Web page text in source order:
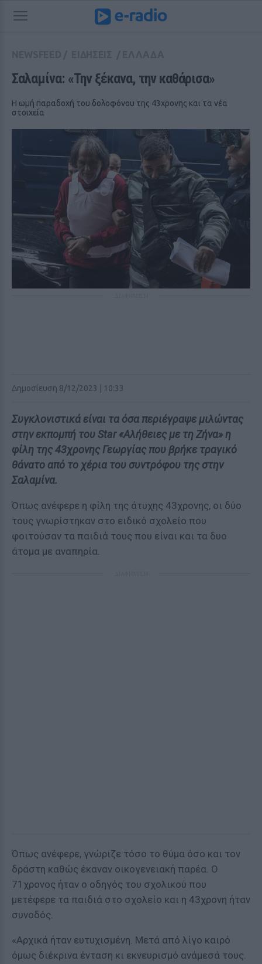
Σαλαμίνα: «Την ξέκανα, την καθάρισα»
Η ωμή παραδοχή του δολοφόνου της 43χρονης και τα νέα
στοιχεία
Δημοσίευση 8/12/2023 | 10:33
Συγκλονιστικά είναι τα όσα περιέγραψε μιλώντας
στην εκπομπή του Star «Αλήθειες με τη Ζήνα» η
φίλη της 43χρονης Γεωργίας που βρήκε τραγικό
θάνατο από το χέρια του συντρόφου της στην
Σαλαμίνα.
Όπως ανέφερε η φίλη της άτυχης 43χρονης, οι δύο
τους γνωρίστηκαν στο ειδικό σχολείο που
φοιτούσαν τα παιδιά τους που είναι και τα δυο
άτομα με αναπηρία.
Όπως ανέφερε, γνώριζε τόσο το θύμα όσο και τον
δράστη καθώς έκαναν οικογενειακή παρέα. Ο
71χρονος ήταν ο οδηγός του σχολικού που
μετέφερε τα παιδιά στο σχολείο και η 43χρονη ήταν
συνοδός.
«Αρχικά ήταν ευτυχισμένη. Μετά από λίγο καιρό
όμως διέκρινα ένταση κι εκνευρισμό ανάμεσά τους.